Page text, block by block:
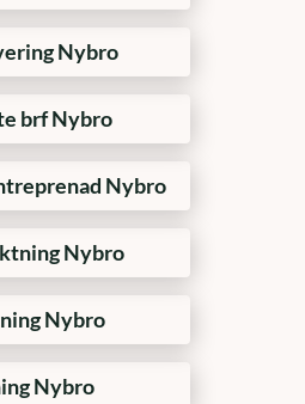
Nybro
brf Nybro
Nybro
Nybro
Nybro
Nybro